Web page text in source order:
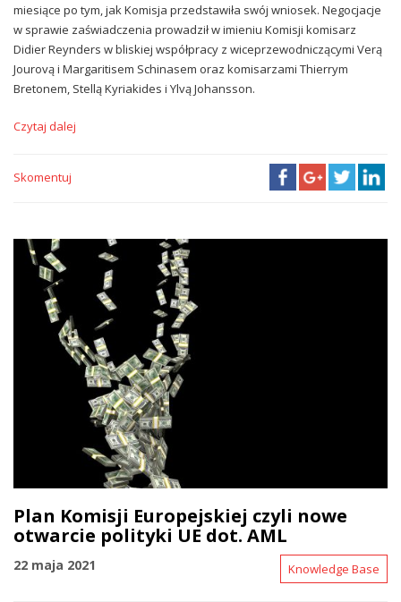
miesiące po tym, jak Komisja przedstawiła swój wniosek. Negocjacje
w sprawie zaświadczenia prowadził w imieniu Komisji komisarz
Didier Reynders w bliskiej współpracy z wiceprzewodniczącymi Verą
Jourovą i Margaritisem Schinasem oraz komisarzami Thierrym
Bretonem, Stellą Kyriakides i Ylvą Johansson.
Czytaj dalej
Skomentuj
Plan Komisji Europejskiej czyli nowe
otwarcie polityki UE dot. AML
22 maja 2021 Knowledge Base